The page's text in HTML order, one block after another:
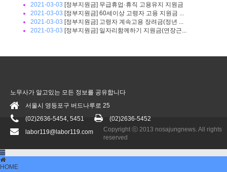
2021-03-03 [정부지원금] 무급휴업·휴직 고용유지 지원금
2021-03-03 [정부지원금] 60세이상 고령자 고용 지원금 ...
2021-03-03 [정부지원금] 고령자 계속고용 장려금(정년 ...
2021-03-03 [정부지원금] 일자리함께하기 지원금(연장근...
노무사가 알고있는 모든 정보를 공유합니다
서울시 영등포구 버드나루로 25
(02)2636-5454, 5451
(02)2636-5452
labor119@labor119.com
Copyright ⓒ 2013 nosajungnews. All rights
reserved
HOME